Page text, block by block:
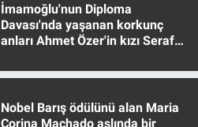
İmamoğlu'nun Diploma
Davası'nda yaşanan korkunç
anları Ahmet Özer'in kızı Seraf
Nobel Barış ödülünü alan Maria
Corina Machado aslında bir